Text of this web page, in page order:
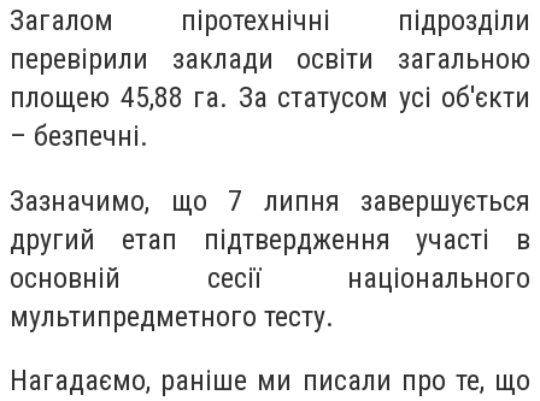
Загалом піротехнічні підрозділи
перевірили заклади освіти загальною
площею 45,88 га. За статусом усі об'єкти
– безпечні.
Зазначимо, що 7 липня завершується
другий етап підтвердження участі в
основній сесії національного
мультипредметного тесту.
Нагадаємо, раніше ми писали про те, що